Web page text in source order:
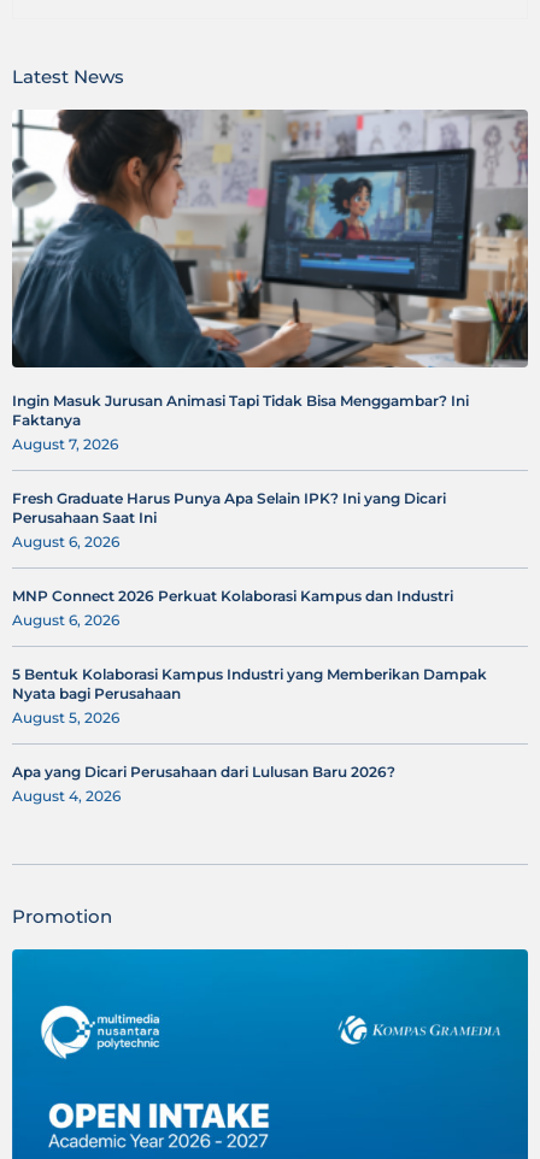
Latest News
Ingin Masuk Jurusan Animasi Tapi Tidak Bisa Menggambar? Ini
Faktanya
August 7, 2026
Fresh Graduate Harus Punya Apa Selain IPK? Ini yang Dicari
Perusahaan Saat Ini
August 6, 2026
MNP Connect 2026 Perkuat Kolaborasi Kampus dan Industri
August 6, 2026
5 Bentuk Kolaborasi Kampus Industri yang Memberikan Dampak
Nyata bagi Perusahaan
August 5, 2026
Apa yang Dicari Perusahaan dari Lulusan Baru 2026?
August 4, 2026
Promotion